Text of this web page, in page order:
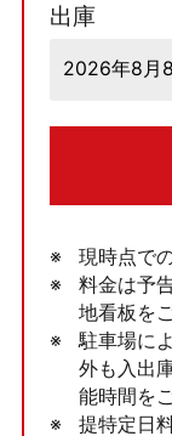
出庫
現時点で
料金は予
地看板を
駐車場に
外も入出
能時間を
提特定日